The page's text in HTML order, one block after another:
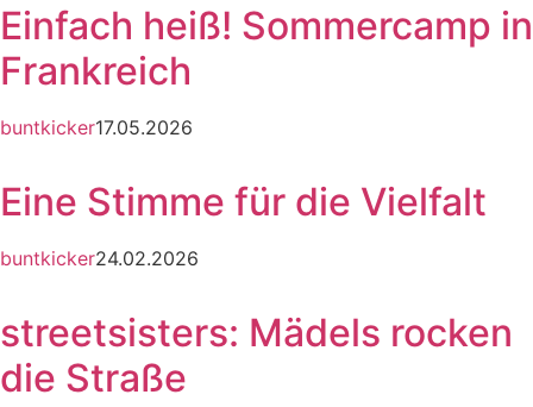
Einfach heiß! Sommercamp in
Frankreich
buntkicker17.05.2026
Eine Stimme für die Vielfalt
buntkicker24.02.2026
streetsisters: Mädels rocken
die Straße